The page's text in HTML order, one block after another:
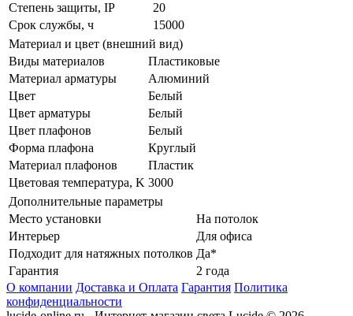
Степень защиты, IP
20
Срок службы, ч
15000
Материал и цвет (внешний вид)
Виды материалов
Пластиковые
Материал арматуры
Алюминий
Цвет
Белый
Цвет арматуры
Белый
Цвет плафонов
Белый
Форма плафона
Круглый
Материал плафонов
Пластик
Цветовая температура, K 3000
Дополнительные параметры
Место установки
На потолок
Интерьер
Для офиса
Подходит для натяжных потолков Да*
Гарантия
2 года
О компании Доставка и Оплата Гарантия Политика
конфиденциальности